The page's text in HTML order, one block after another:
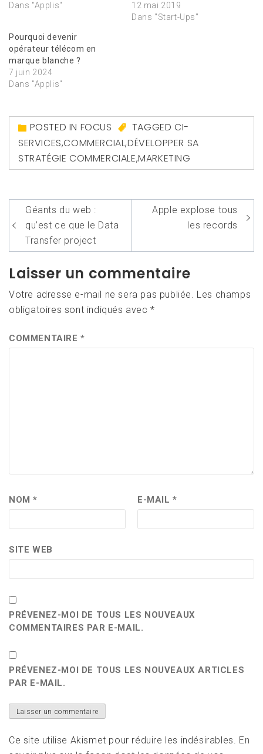
Dans "Applis"
12 mai 2019
Dans "Start-Ups"
Pourquoi devenir
opérateur télécom en
marque blanche ?
7 juin 2024
Dans "Applis"
POSTED IN FOCUS TAGGEDCI-
SERVICES,COMMERCIAL,DÉVELOPPER SA
STRATÉGIE COMMERCIALE,MARKETING
Navigation
de
l’article
Géants du web :
qu’est ce que le Data
Transfer project
Apple explose tous
les records
Laisser un commentaire
Votre adresse e-mail ne sera pas publiée.
Les champs
obligatoires sont indiqués avec*
COMMENTAIRE*
NOM* E-MAIL*
SITE WEB
PRÉVENEZ-MOI DE TOUS LES NOUVEAUX
COMMENTAIRES PAR E-MAIL.
PRÉVENEZ-MOI DE TOUS LES NOUVEAUX ARTICLES
PAR E-MAIL.
Ce site utilise Akismet pour réduire les indésirables. En